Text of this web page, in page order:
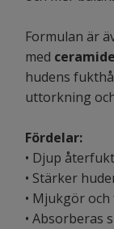
Formulan är
med
hudens
uttorkning
Fördelar:
• Djup
• Stärker
• Mjukgör
• Absorberas